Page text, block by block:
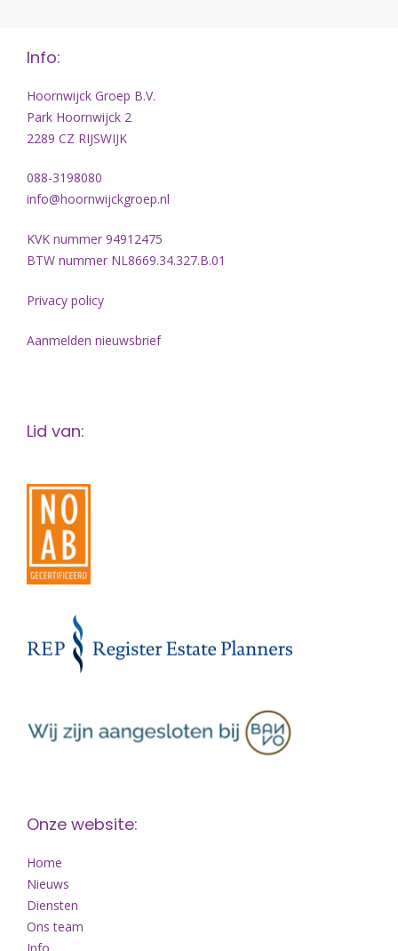
Info:
Hoornwijck Groep B.V.
Park Hoornwijck 2
2289 CZ RIJSWIJK
088-3198080
info@hoornwijckgroep.nl
KVK nummer 94912475
BTW nummer NL8669.34.327.B.01
Privacy policy
Aanmelden nieuwsbrief
Lid van:
Onze website:
Home
Nieuws
Diensten
Ons team